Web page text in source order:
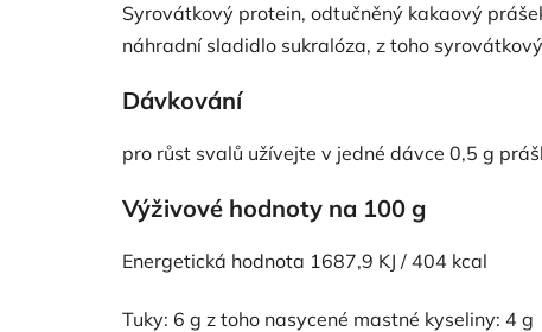
Syrovátkový protein, odtučněný kakaový
náhradní sladidlo sukralóza, z toho
Dávkování
pro růst svalů užívejte v jedné dávce 0,5 g
Výživové hodnoty na 100 g
Energetická hodnota 1687,9 KJ / 404 kcal
Tuky: 6 g z toho nasycené mastné kyseliny: 4 g